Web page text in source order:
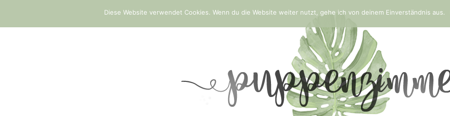
Diese Website verwendet Cookies. Wenn du die Website weiter nutzt, gehe ich von deinem Einverständnis aus.